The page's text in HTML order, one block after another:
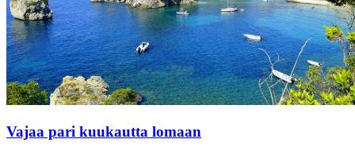
Vajaa pari kuukautta lomaan